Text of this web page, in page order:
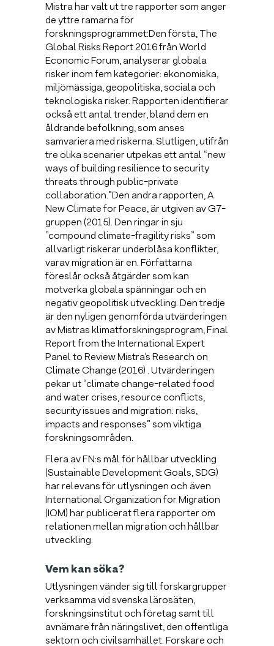
Mistra har valt ut tre rapporter som anger
de yttre ramarna för
forskningsprogrammet:Den första, The
Global Risks Report 2016 från World
Economic Forum, analyserar globala
risker inom fem kategorier: ekonomiska,
miljömässiga, geopolitiska, sociala och
teknologiska risker. Rapporten identifierar
också ett antal trender, bland dem en
åldrande befolkning, som anses
samvariera med riskerna. Slutligen, utifrån
tre olika scenarier utpekas ett antal “new
ways of building resilience to security
threats through public-private
collaboration.”Den andra rapporten, A
New Climate for Peace, är utgiven av G7-
gruppen (2015). Den ringar in sju
”compound climate-fragility risks” som
allvarligt riskerar underblåsa konflikter,
varav migration är en. Författarna
föreslår också åtgärder som kan
motverka globala spänningar och en
negativ geopolitisk utveckling. Den tredje
är den nyligen genomförda utvärderingen
av Mistras klimatforskningsprogram, Final
Report from the International Expert
Panel to Review Mistra’s Research on
Climate Change (2016) . Utvärderingen
pekar ut “climate change-related food
and water crises, resource conflicts,
security issues and migration: risks,
impacts and responses” som viktiga
forskningsområden.
Flera av FN:s mål för hållbar utveckling
(Sustainable Development Goals, SDG)
har relevans för utlysningen och även
International Organization for Migration
(IOM) har publicerat flera rapporter om
relationen mellan migration och hållbar
utveckling.
Vem kan söka?
Utlysningen vänder sig till forskargrupper
verksamma vid svenska lärosäten,
forskningsinstitut och företag samt till
avnämare från näringslivet, den offentliga
sektorn och civilsamhället. Forskare och